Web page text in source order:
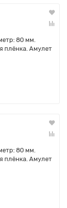
80 мм.
плёнка. Амулет
80 мм.
плёнка. Амулет